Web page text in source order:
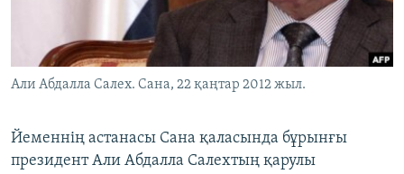
Али Абдалла Салех. Сана, 22 қаңтар 2012 жыл.
Йеменнің астанасы Сана қаласында бұрынғы
президент Али Абдалла Салехтың қарулы